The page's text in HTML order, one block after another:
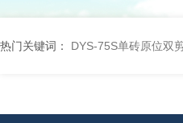
热门关键词： DYS-75S单砖原位双